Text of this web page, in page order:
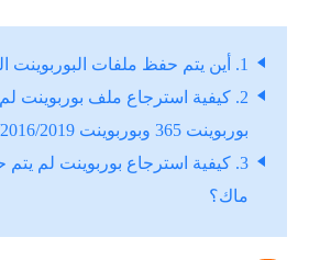
1. أين يتم حفظ ملفات البوربوينت التي لم يتم حفظها؟
2. كيفية استرجاع ملف بوربوينت
بوربوينت 365 وبوربوينت 2007/2010/2016/2019؟
3. كيفية استرجاع بوربوينت لم
ماك؟